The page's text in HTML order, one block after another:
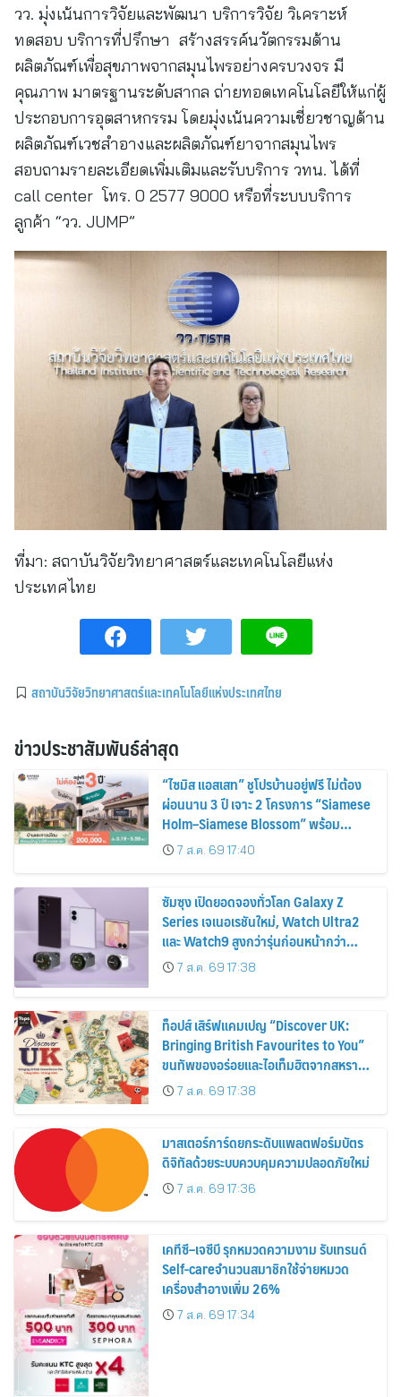
วว. มุ่งเน้นการวิจัยและพัฒนา บริการวิจัย วิเคราะห์
ทดสอบ บริการที่ปรึกษา สร้างสรรค์นวัตกรรมด้าน
ผลิตภัณฑ์เพื่อสุขภาพจากสมุนไพรอย่างครบวงจร มี
คุณภาพ มาตรฐานระดับสากล ถ่ายทอดเทคโนโลยีให้แก่ผู้
ประกอบการอุตสาหกรรม โดยมุ่งเน้นความเชี่ยวชาญด้าน
ผลิตภัณฑ์เวชสำอางและผลิตภัณฑ์ยาจากสมุนไพร
สอบถามรายละเอียดเพิ่มเติมและรับบริการ วทน. ได้ที่
call center โทร. 0 2577 9000 หรือที่ระบบบริการ
ลูกค้า “วว. JUMP”
ที่มา: สถาบันวิจัยวิทยาศาสตร์และเทคโนโลยีแห่ง
ประเทศไทย
สถาบันวิจัยวิทยาศาสตร์และเทคโนโลยีแห่งประเทศไทย
ข่าวประชาสัมพันธ์ล่าสุด
“ไซมิส แอสเสท” ชูโปรบ้านอยู่ฟรี ไม่ต้อง
ผ่อนนาน 3 ปี เจาะ 2 โครงการ “Siamese
Holm–Siamese Blossom” พร้อม
ส่วนลดและสิทธิพิเศษถึง 31 สิงหาคม
2569
7 ส.ค. 69 17:40
ซัมซุง เปิดยอดจองทั่วโลก Galaxy Z
Series เจเนอเรชันใหม่, Watch Ultra2
และ Watch9 สูงกว่ารุ่นก่อนหน้ากว่า
30%7 ส.ค. 69 17:38
ท็อปส์ เสิร์ฟแคมเปญ “Discover UK:
Bringing British Favourites to You”
ขนทัพของอร่อยและไอเท็มฮิตจากสหราช
อาณาจักร ส่งตรงถึงมือตั้งแต่วันนี้ – 18
สิงหาคมนี้
7 ส.ค. 69 17:38
มาสเตอร์การ์ดยกระดับแพลตฟอร์มบัตร
ดิจิทัลด้วยระบบควบคุมความปลอดภัยใหม่
7 ส.ค. 69 17:36
เคทีซี–เจซีบี รุกหมวดความงาม รับเทรนด์
Self-careจำนวนสมาชิกใช้จ่ายหมวด
เครื่องสำอางเพิ่ม 26%
7 ส.ค. 69 17:34